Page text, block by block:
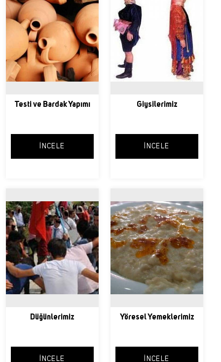
Testi ve Bardak Yapımı
İNCELE
Giysilerimiz
İNCELE
Düğünlerimiz
İNCELE
Yöresel Yemeklerimiz
İNCELE